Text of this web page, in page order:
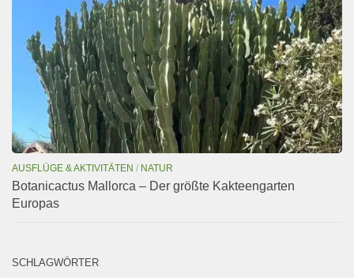
AUSFLÜGE & AKTIVITÄTEN / NATUR
Botanicactus Mallorca – Der größte Kakteengarten
Europas
SCHLAGWÖRTER